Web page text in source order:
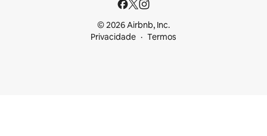
© 2026 Airbnb, Inc.
Privacidade
Termos